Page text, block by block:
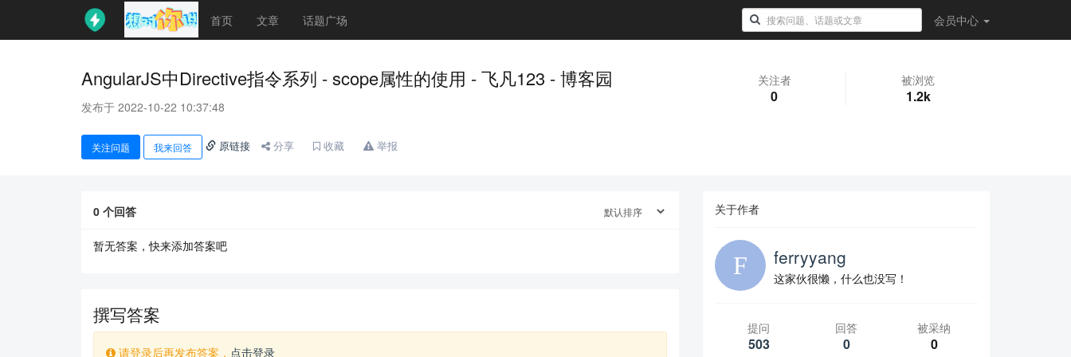
首页 文章 话题广场 会员中心
AngularJS中Directive指令系列 - scope属性的使用 - 飞凡123 - 博客园
发布于 2022-10-22 10:37:48
关注者
0
被浏览
1.2k
关注问题 我来回答 原链接 分享 收藏 举报
0 个回答
暂无答案，快来添加答案吧
撰写答案
请登录后再发布答案， 点击登录
关于作者
ferryyang
这家伙很懒，什么也没写！
提问
503
回答
0
被采纳
0